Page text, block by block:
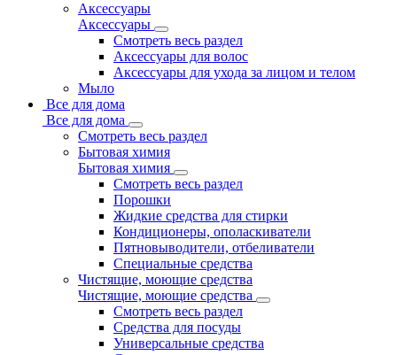
Аксессуары
Аксессуары
Смотреть весь раздел
Аксессуары для волос
Аксессуары для ухода за лицом и телом
Мыло
Все для дома
Все для дома
Смотреть весь раздел
Бытовая химия
Бытовая химия
Смотреть весь раздел
Порошки
Жидкие средства для стирки
Кондиционеры, ополаскиватели
Пятновыводители, отбеливатели
Специальные средства
Чистящие, моющие средства
Чистящие, моющие средства
Смотреть весь раздел
Средства для посуды
Универсальные средства